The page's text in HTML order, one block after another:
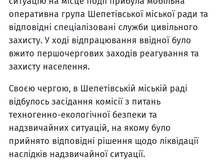
оперативна група Шепетівської міської ради та
відповідні спеціалізовані служби цивільного
захисту. У ході відпрацювання ввідної було
вжито першочергових заходів реагування та
захисту населення.
Своєю чергою, в Шепетівській міській раді
відбулось засідання комісії з питань
техногенно-екологічної безпеки та
надзвичайних ситуацій, на якому було
прийнято відповідні рішення щодо ліквідації
наслідків надзвичайної ситуації.